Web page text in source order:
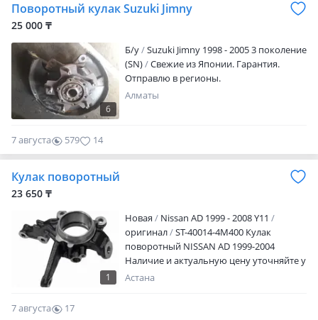
Поворотный кулак Suzuki Jimny
25 000 ₸
6
Б/y
Suzuki Jimny 1998 - 2005 3 поколение
(SN)
Свежие из Японии. Гарантия.
Отправлю в регионы.
Алматы
7 августа 579 14
Кулак поворотный
23 650 ₸
1
Новая
Nissan AD 1999 - 2008 Y11
оригинал
ST-40014-4M400 Кулак
поворотный NISSAN AD 1999-2004
Наличие и актуальную цену уточняйте у
менеджера
Астана
7 августа
17